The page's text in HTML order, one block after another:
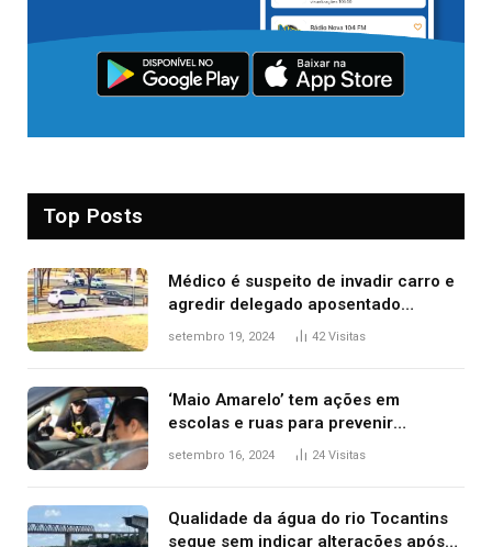
Top Posts
Médico é suspeito de invadir carro e
agredir delegado aposentado
durante confusão no trânsito
setembro 19, 2024 42Visitas
‘Maio Amarelo’ tem ações em
escolas e ruas para prevenir
acidentes no trânsito no AP
setembro 16, 2024 24 Visitas
Qualidade da água do rio Tocantins
segue sem indicar alterações após